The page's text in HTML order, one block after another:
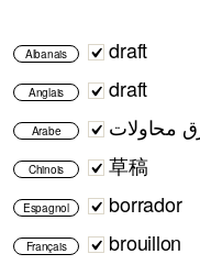
Albanais draft
Anglais draft
Arabe محاولات
Chinois 草稿
Espagnol borrador
Français brouillon